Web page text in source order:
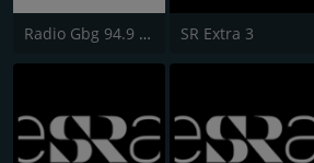
Radio Gbg 94.9 FM SR Extra 3